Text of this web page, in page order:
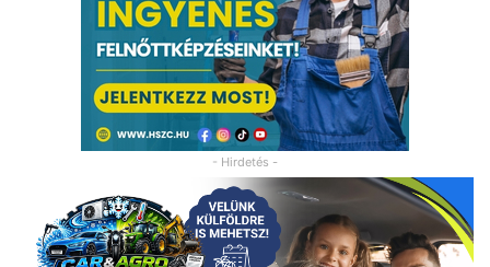
- Hirdetés -